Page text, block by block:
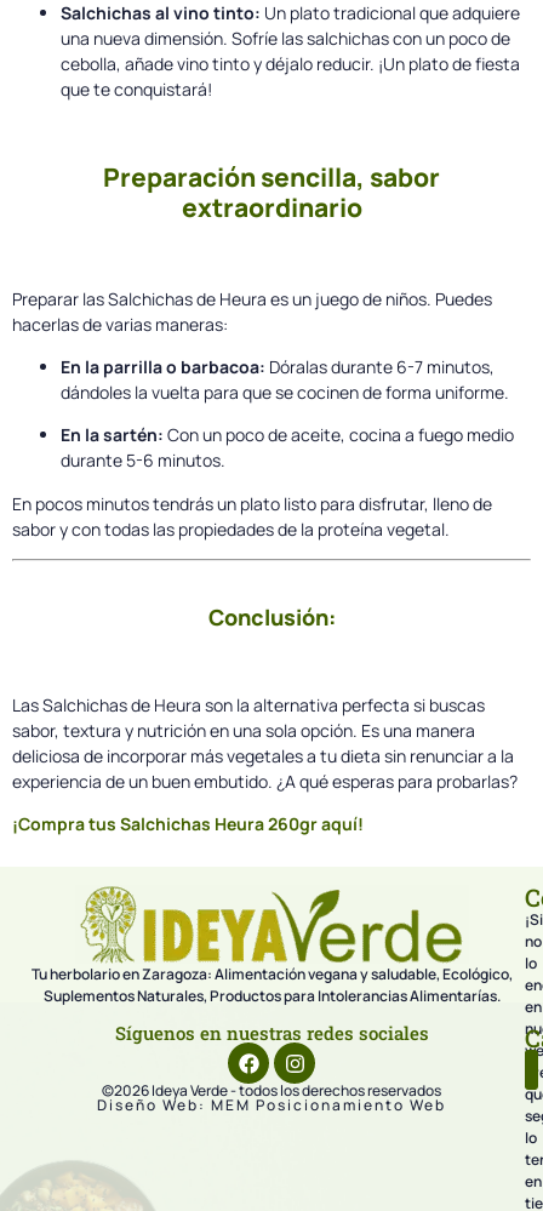
Salchichas al vino tinto: Un plato tradicional que adquiere
una nueva dimensión. Sofríe las salchichas con un poco de
cebolla, añade vino tinto y déjalo reducir. ¡Un plato de fiesta
que te conquistará!
Preparación sencilla, sabor
extraordinario
Preparar las Salchichas de Heura es un juego de niños. Puedes
hacerlas de varias maneras:
En la parrilla o barbacoa: Dóralas durante 6-7 minutos,
dándoles la vuelta para que se cocinen de forma uniforme.
En la sartén: Con un poco de aceite, cocina a fuego medio
durante 5-6 minutos.
En pocos minutos tendrás un plato listo para disfrutar, lleno de
sabor y con todas las propiedades de la proteína vegetal.
Conclusión:
Las Salchichas de Heura son la alternativa perfecta si buscas
sabor, textura y nutrición en una sola opción. Es una manera
deliciosa de incorporar más vegetales a tu dieta sin renunciar a la
experiencia de un buen embutido. ¿A qué esperas para probarlas?
¡Compra tus Salchichas Heura 260gr aquí!
Tu herbolario en Zaragoza: Alimentación vegana y saludable, Ecológico,
Suplementos Naturales, Productos para Intolerancias Alimentarías.
Síguenos en nuestras redes sociales
©2026 Ideya Verde - todos los derechos reservados
Diseño Web: MEM Posicionamiento Web
¡Si
no
lo
en
lo
en